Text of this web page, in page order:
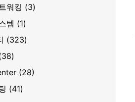
워킹 (3)
템 (1)
(323)
(28)
(41)